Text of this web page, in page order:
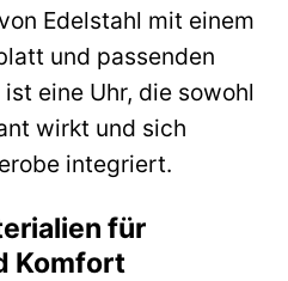
Edelstahl mit einem
und passenden
eine Uhr, die sowohl
wirkt und sich
integriert.
für
Komfort